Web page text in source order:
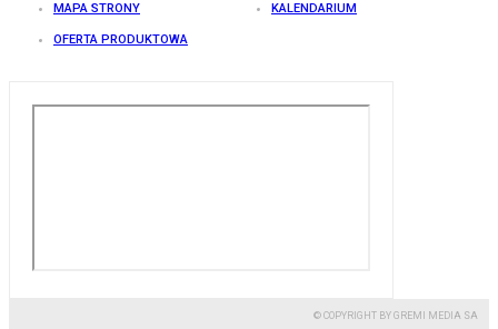
MAPA STRONY KALENDARIUM
OFERTA PRODUKTOWA
© COPYRIGHT BY GREMI MEDIA SA